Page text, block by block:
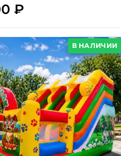
₽
В НАЛИЧИИ